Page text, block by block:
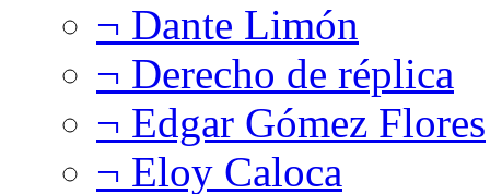
¬ Dante Limón
¬ Derecho de réplica
¬ Edgar Gómez Flores
¬ Eloy Caloca